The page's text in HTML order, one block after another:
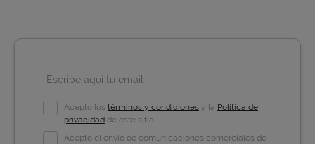
Escribe aquí tu email
Acepto los términos y condiciones y la Política de
privacidad de este sitio.
Acepto el envío de comunicaciones comerciales de